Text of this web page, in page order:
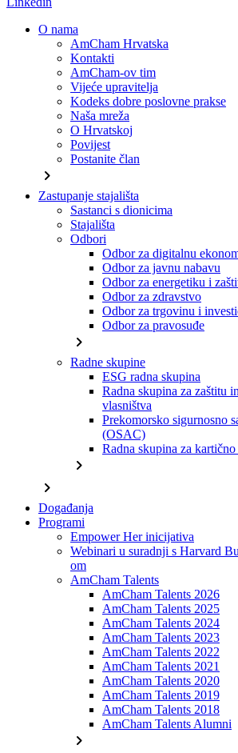
O nama
AmCham Hrvatska
Kontakti
AmCham-ov tim
Vijeće upravitelja
Kodeks dobre poslovne prakse
Naša mreža
O Hrvatskoj
Povijest
Postanite član
chevron_right
Zastupanje stajališta
Sastanci s dionicima
Stajališta
Odbori
Odbor za digitalnu
Odbor za javnu nabavu
Odbor za energetiku i
Odbor za zdravstvo
Odbor za trgovinu i
Odbor za pravosuđe
chevron_right
Radne skupine
ESG radna skupina
Radna skupina za zaštitu
vlasništva
Prekomorsko sigurnosno
(OSAC)
Radna skupina za
chevron_right
chevron_right
Događanja
Programi
Empower Her inicijativa
Webinari u suradnji s Harvard
om
AmCham Talents
AmCham Talents 2026
AmCham Talents 2025
AmCham Talents 2024
AmCham Talents 2023
AmCham Talents 2022
AmCham Talents 2021
AmCham Talents 2020
AmCham Talents 2019
AmCham Talents 2018
AmCham Talents Alumni
chevron_right